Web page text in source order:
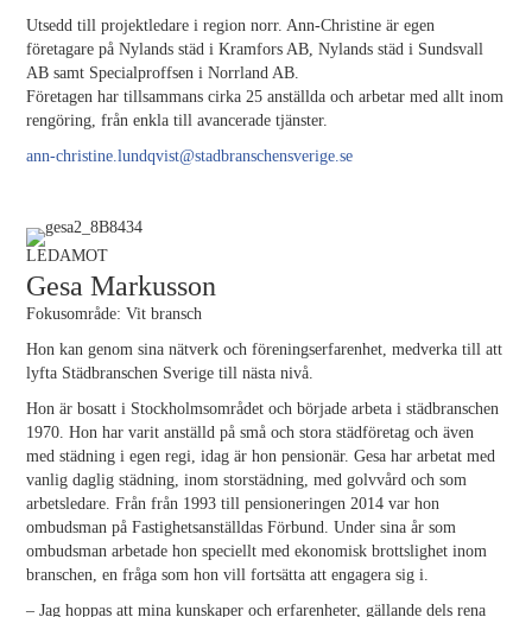
Utsedd till projektledare i region norr. Ann-Christine är egen
företagare på Nylands städ i Kramfors AB, Nylands städ i Sundsvall
AB samt Specialproffsen i Norrland AB.
Företagen har tillsammans cirka 25 anställda och arbetar med allt inom
rengöring, från enkla till avancerade tjänster.
ann-christine.lundqvist@stadbranschensverige.se
LEDAMOT
Gesa Markusson
Fokusområde: Vit bransch
Hon kan genom sina nätverk och föreningserfarenhet, medverka till att
lyfta Städbranschen Sverige till nästa nivå.
Hon är bosatt i Stockholmsområdet och började arbeta i städbranschen
1970. Hon har varit anställd på små och stora städföretag och även
med städning i egen regi, idag är hon pensionär. Gesa har arbetat med
vanlig daglig städning, inom storstädning, med golvvård och som
arbetsledare. Från från 1993 till pensioneringen 2014 var hon
ombudsman på Fastighetsanställdas Förbund. Under sina år som
ombudsman arbetade hon speciellt med ekonomisk brottslighet inom
branschen, en fråga som hon vill fortsätta att engagera sig i.
– Jag hoppas att mina kunskaper och erfarenheter, gällande dels rena